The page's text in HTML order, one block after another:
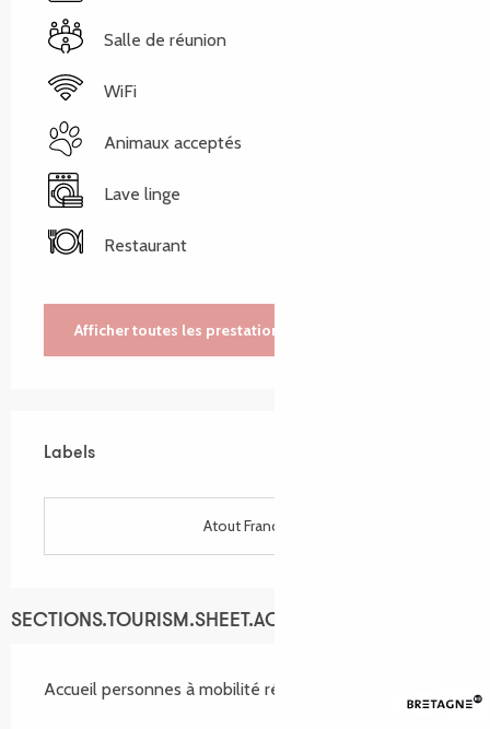
Salle de réunion
WiFi
Animaux acceptés
Lave linge
Restaurant
Afficher toutes les prestations
Labels
Labels
Atout France
SECTIONS.TOURISM.SHEET.ACCESSIBILITY_SERVICES
Accueil personnes à mobilité réduite